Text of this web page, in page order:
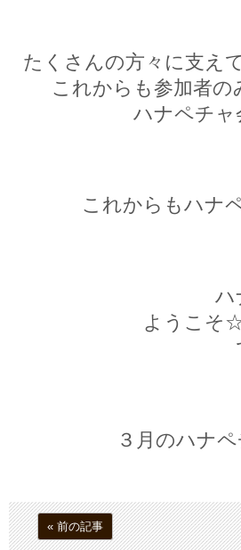
たくさんの方々に支え
これからも参加者
ハナペチャ
これからもハナ
ハ
ようこそ
３月のハナ
« 前の記事